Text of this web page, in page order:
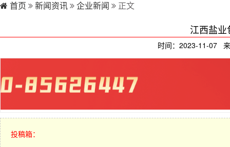
首页 新闻资讯 企业新闻 正文
江西盐
时间：2023-11-07
投稿箱：